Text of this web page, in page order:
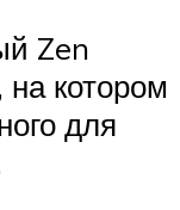
Zen
на котором
для